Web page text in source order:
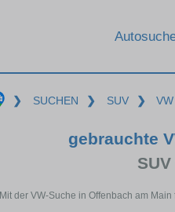
❯ SUCHEN ❯ SUV ❯ VW
gebrauchte
Mit der VW-Suche in Offenbach am